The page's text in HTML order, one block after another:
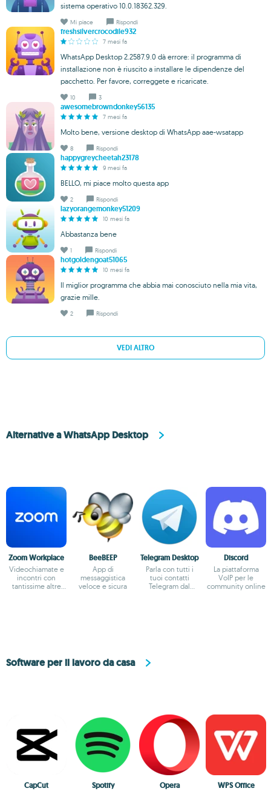
sistema operativo 10.0.18362.329.
Mi piace Rispondi
freshsilvercrocodile932
7 mesi fa
WhatsApp Desktop 2.2587.9.0 dà errore: il programma di
installazione non è riuscito a installare le dipendenze del
pacchetto. Per favore, correggete e ricaricate.
10 3
awesomebrowndonkey56135
7 mesi fa
Molto bene, versione desktop di WhatsApp aae-wsatapp
8 Rispondi
happygreycheetah23178
9 mesi fa
BELLO, mi piace molto questa app
2 Rispondi
lazyorangemonkey51209
10 mesi fa
Abbastanza bene
1 Rispondi
hotgoldengoat51065
10 mesi fa
Il miglior programma che abbia mai conosciuto nella mia vita,
grazie mille.
2 Rispondi
VEDI ALTRO
Alternative a WhatsApp Desktop
Zoom Workplace
Videochiamate e
incontri con
tantissime altre
BeeBEEP
App di
messaggistica
veloce e sicura
Telegram Desktop
Parla con tutti i
tuoi contatti
Telegram dal
Discord
La piattaforma
VoIP per le
community online
Software per il lavoro da casa
CapCut Spotify Opera WPS Office